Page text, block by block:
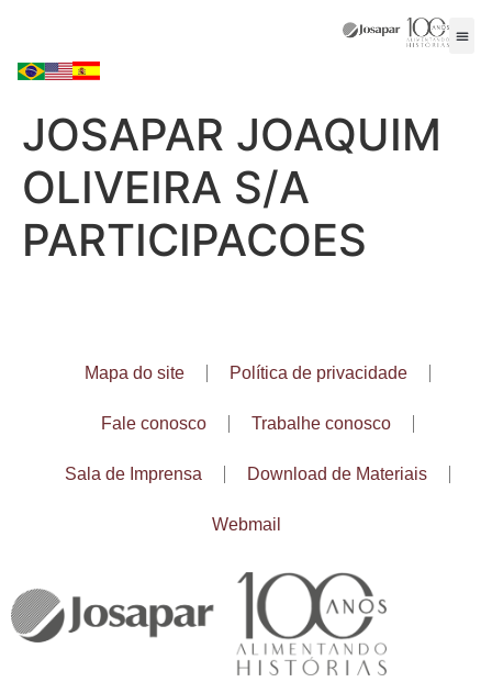
JOSAPAR JOAQUIM
OLIVEIRA S/A
PARTICIPACOES
Mapa do site Política de privacidade
Fale conosco Trabalhe conosco
Sala de Imprensa Download de Materiais
Webmail